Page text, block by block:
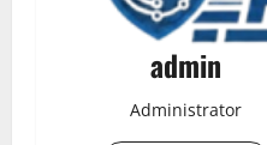
admin
Administrator